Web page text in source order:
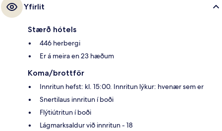
Yfirlit
Stærð hótels
446 herbergi
Er á meira en 23 hæðum
Koma/brottför
Innritun hefst: kl. 15:00. Innritun lýkur: hvenær sem er
Snertilaus innritun í boði
Flýtiútritun í boði
Lágmarksaldur við innritun - 18